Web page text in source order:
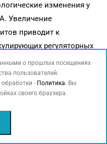
изменения у
Увеличение
приводит к
регуляторных
в
слизи и
физиологическая
может ослабить
о прошлых посещениях
пользователей.
- Политика. Вы
своего браузера.